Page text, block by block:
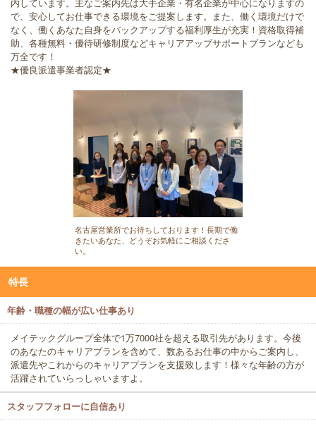
で、安心してお仕事できる環境をご提案します。また、働く環境だけで
なく、働くあなた自身をバックアップする福利厚生が充実！資格取得補
助、各種無料・優待研修制度などキャリアアップサポートプランなども
万全です！
★優良派遣事業者認定★
名古屋営業所でお待ちしております！長期で働
きたいあなた、どうぞお気軽にご相談くださ
い。
特長
年齢・職種の幅が広い仕事あり
メイテックグループ全体で1万7000社を超える取引先があります。今後
のあなたのキャリアプランを含めて、数あるお仕事の中からご案内し、
派遣先やこれからのキャリアプランを支援致します！様々な年齢の方が
活躍されていらっしゃいますよ。
スタッフフォローに自信あり